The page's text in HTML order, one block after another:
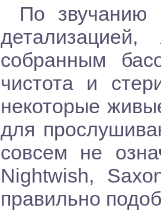
По звучанию
собранным
чистота и
некоторые
для
совсем не
Nightwish,
правильно